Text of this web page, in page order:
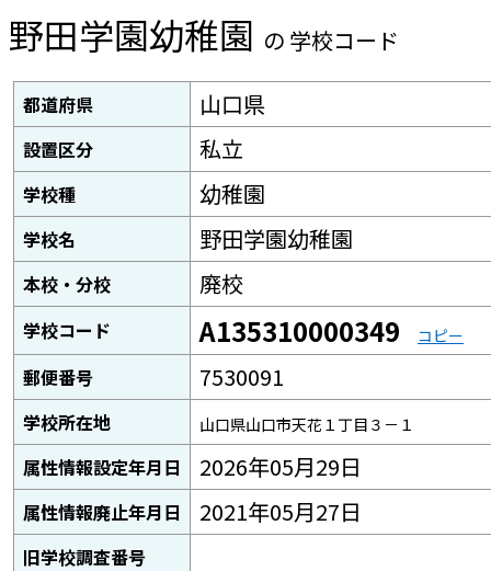
野田学園幼稚園 の 学校コード
都道府県 山口県
設置区分 私立
学校種 幼稚園
学校名 野田学園幼稚園
本校・分校 廃校
学校コード A135310000349 コピー
郵便番号 7530091
学校所在地 山口県山口市天花１丁目３－１
属性情報設定年月日 2026年05月29日
属性情報廃止年月日 2021年05月27日
旧学校調査番号